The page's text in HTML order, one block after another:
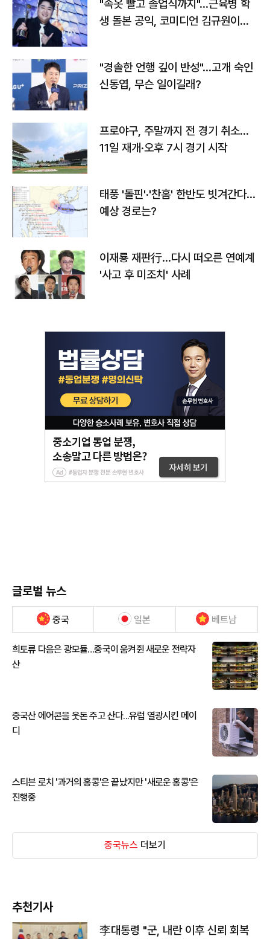
"속옷 빨고 졸업식까지"…근육병 학
생 돌본 공익, 코미디언 김규원이었
"경솔한 언행 깊이 반성"…고개 숙인
신동엽, 무슨 일이길래?
프로야구, 주말까지 전 경기 취소…
11일 재개·오후 7시 경기 시작
태풍 '돌핀'·'찬홈' 한반도 빗겨간다…
예상 경로는?
이재룡 재판行…다시 떠오른 연예계
'사고 후 미조치' 사례
글로벌 뉴스
중국 일본 베트남
희토류 다음은 광모듈…중국이 움켜쥔 새로운 전략자
산
중국산 에어콘을 웃돈 주고 산다...유럽 열광시킨 메이
디
스티븐 로치 '과거의 홍콩'은 끝났지만 '새로운 홍콩'은
진행중
중국뉴스 더보기
추천기사
李대통령 "군, 내란 이후 신뢰 회복